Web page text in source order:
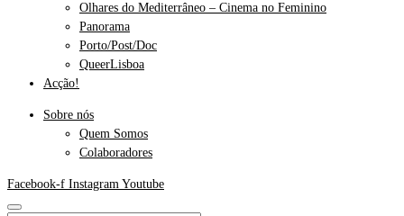
Olhares do Mediterrâneo – Cinema no Feminino
Panorama
Porto/Post/Doc
QueerLisboa
Acção!
Sobre nós
Quem Somos
Colaboradores
Facebook-f Instagram Youtube